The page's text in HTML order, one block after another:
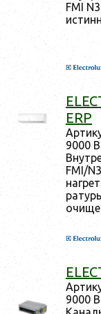
FMI
ERP
9000
FMI/
9000